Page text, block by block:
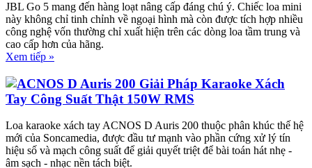
JBL Go 5 mang đến hàng loạt nâng cấp đáng chú ý. Chiếc loa mini
này không chỉ tinh chỉnh về ngoại hình mà còn được tích hợp nhiều
công nghệ vốn thường chỉ xuất hiện trên các dòng loa tầm trung và
cao cấp hơn của hãng.
Xem tiếp »
ACNOS D Auris 200 Giải Pháp Karaoke Xách
Tay Công Suất Thật 150W RMS
Loa karaoke xách tay ACNOS D Auris 200 thuộc phân khúc thế hệ
mới của Soncamedia, được đầu tư mạnh vào phần cứng xử lý tín
hiệu số và mạch công suất để giải quyết triệt để bài toán hát nhẹ -
âm sạch - nhạc nền tách biệt.